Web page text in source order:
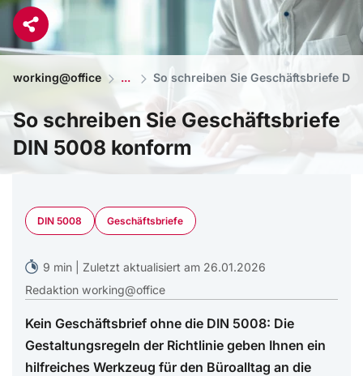
working@office So schreiben Sie Geschäftsbriefe
So schreiben Sie Geschäftsbriefe
DIN 5008 konform
DIN 5008 Geschäftsbriefe
9 min | Zuletzt aktualisiert am 26.01.2026
Redaktion working@office
Kein Geschäftsbrief ohne die DIN 5008: Die
Gestaltungsregeln der Richtlinie geben Ihnen ein
hilfreiches Werkzeug für den Büroalltag an die